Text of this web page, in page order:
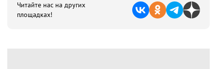
Читайте нас на других
площадках!